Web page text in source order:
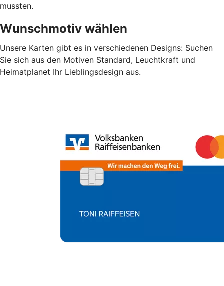
mussten.
Wunschmotiv wählen
Unsere Karten gibt es in verschiedenen Designs: Suchen
Sie sich aus den Motiven Standard, Leuchtkraft und
Heimatplanet Ihr Lieblingsdesign aus.